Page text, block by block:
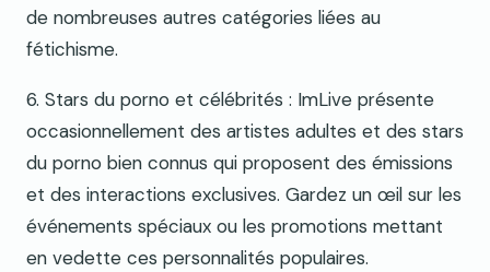
de nombreuses autres catégories liées au
fétichisme.
6. Stars du porno et célébrités : ImLive présente
occasionnellement des artistes adultes et des stars
du porno bien connus qui proposent des émissions
et des interactions exclusives. Gardez un œil sur les
événements spéciaux ou les promotions mettant
en vedette ces personnalités populaires.